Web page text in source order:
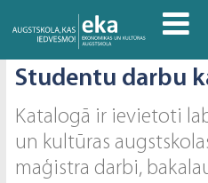
Studentu darbu
Katalogā ir ievietoti
un kultūras
maģistra darbi,